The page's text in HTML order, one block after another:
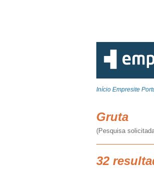
Início Empresite
Gruta
(Pesquisa
32